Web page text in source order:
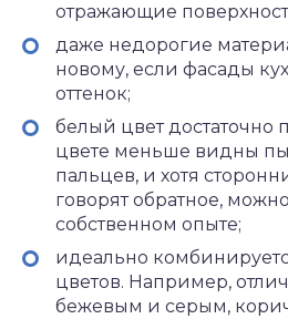
отражающие
даже недорогие
новому, если фасады
оттенок;
белый цвет достаточно
цвете меньше видны
пальцев, и хотя
говорят обратное,
собственном опыте;
идеально
цветов. Например,
бежевым и серым,